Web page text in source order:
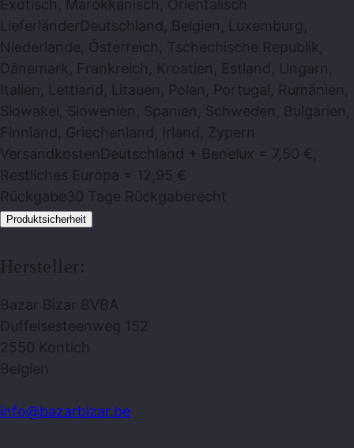
Exotisch, Marokkanisch, Orientalisch
LieferländerDeutschland, Belgien, Luxemburg,
Niederlande, Österreich, Tschechische Republik,
Dänemark, Frankreich, Kroatien, Estland, Ungarn,
Italien, Lettland, Litauen, Polen, Portugal, Rumänien,
Slowakei, Slowenien, Spanien, Schweden, Bulgarien,
Finnland, Griechenland, Irland, Zypern
VersandkostenDeutschland + Benelux = 7,50 €;
Restliches Europa = 12,95 €
Rückgabe30 Tage Rückgaberecht
Produktsicherheit
Hersteller:
Bazar Bizar BVBA
Duffelsesteenweg 152
2550 Kontich
Belgien
info@bazarbizar.be